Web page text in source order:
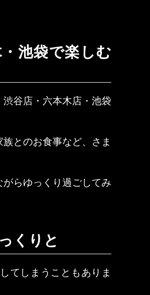
池袋で楽しむ
谷店・六本木店・池袋
とのお食事など、さま
らゆっくり過ごしてみ
くりと
てしまうこともありま